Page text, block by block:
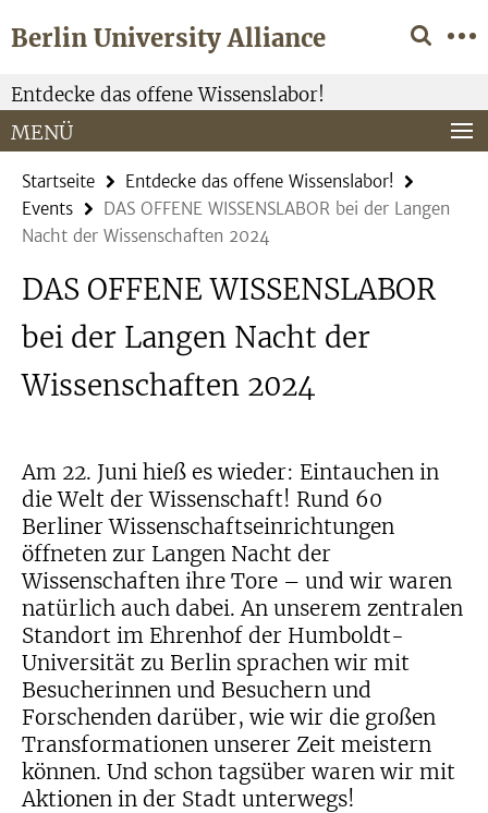
direkt
Inhalt
Berlin University Alliance
Service-
Navigation
Entdecke das offene Wissenslabor!
MENÜ
Startseite
Entdecke das offene Wissenslabor!
Events
DAS OFFENE WISSENSLABOR bei der Langen
Nacht der Wissenschaften 2024
DAS OFFENE WISSENSLABOR
bei der Langen Nacht der
Wissenschaften 2024
Am 22. Juni hieß es wieder: Eintauchen in
die Welt der Wissenschaft! Rund 60
Berliner Wissenschaftseinrichtungen
öffneten zur Langen Nacht der
Wissenschaften ihre Tore – und wir waren
natürlich auch dabei. An unserem zentralen
Standort im Ehrenhof der Humboldt-
Universität zu Berlin sprachen wir mit
Besucherinnen und Besuchern und
Forschenden darüber, wie wir die großen
Transformationen unserer Zeit meistern
können. Und schon tagsüber waren wir mit
Aktionen in der Stadt unterwegs!